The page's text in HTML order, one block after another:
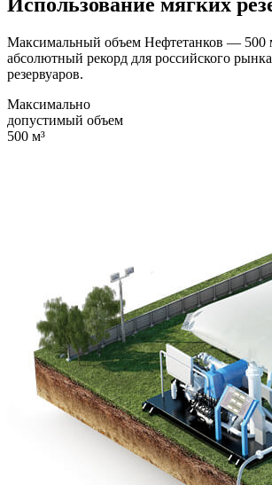
Использование мягких
Максимальный объем Нефтетанков — 500
абсолютный рекорд для российского
резервуаров.
Максимально
допустимый объем
500 м³